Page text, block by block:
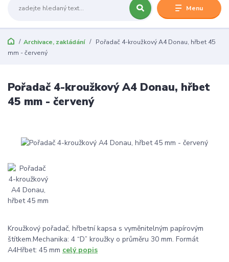
Menu
Archivace, zakládání
Pořadač 4-kroužkový A4 Donau, hřbet 45
mm - červený
Pořadač 4-kroužkový A4 Donau, hřbet
45 mm - červený
Kroužkový pořadač, hřbetní kapsa s vyměnitelným papírovým
štítkem.Mechanika: 4 “D” kroužky o průměru 30 mm. Formát
A4Hřbet: 45 mm celý popis